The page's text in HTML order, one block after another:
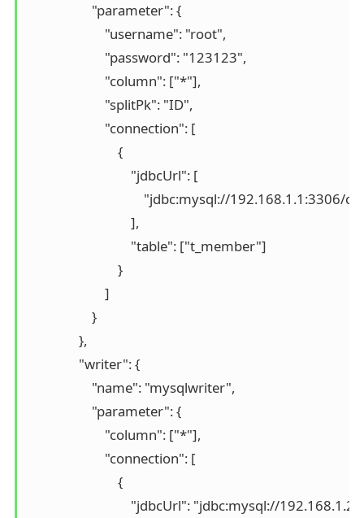
                    "parameter": {
                        "username": "root",
                        "password": "123123",
                        "column": ["*"],
                        "splitPk": "ID",
                        "connection": [
                            {
                                "jdbcUrl": [
"jdbc:mysql://
                                ],
                                "table": ["t_member"]
                            }
                        ]
                    }
                },
                "writer": {
                    "name": "mysqlwriter",
                    "parameter": {
                        "column": ["*"],
                        "connection": [
                            {
"jdbcUrl":